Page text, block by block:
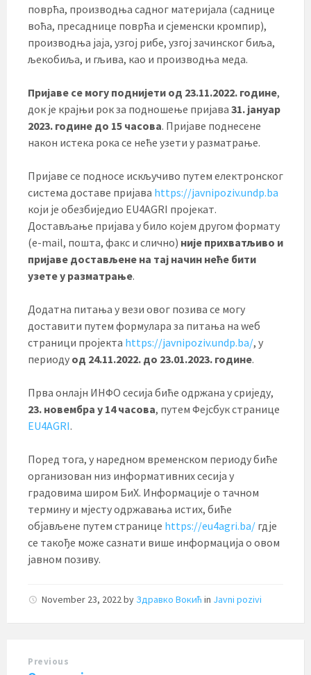
поврћа, производња садног материјала (саднице
воћа, пресаднице поврћа и сјеменски кромпир),
производња јаја, узгој рибе, узгој зачинског биља,
љекобиља, и гљива, као и производња меда.
Пријаве се могу поднијети од 23.11.2022. године,
док је крајњи рок за подношење пријава 31. јануар
2023. године до 15 часова. Пријаве поднесене
након истека рока се неће узети у разматрање.
Пријаве се подносе искључиво путем електронског
система доставе пријава https://javnipoziv.undp.ba
који је обезбиједио EU4AGRI пројекат.
Достављање пријава у било којем другом формату
(e-mail, пошта, факс и слично) није прихватљиво и
пријаве достављене на тај начин неће бити
узете у разматрање.
Додатна питања у вези овог позива се могу
доставити путем формулара за питања на wеб
страници пројекта https://javnipoziv.undp.ba/, у
периоду од 24.11.2022. до 23.01.2023. године.
Прва онлајн ИНФО сесија биће одржана у сриједу,
23. новембра у 14 часова, путем Фејсбук странице
EU4AGRI.
Поред тога, у наредном временском периоду биће
организован низ информативних сесија у
градовима широм БиХ. Информације о тачном
термину и мјесту одржавања истих, биће
објављене путем странице https://eu4agri.ba/ гдје
се такође може сазнати више информација о овом
јавном позиву.
November 23, 2022 by Здравко Вокић in Javni pozivi
Previous